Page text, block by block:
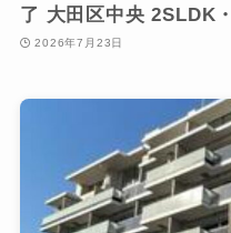
了 大田区中央 2SLDK
2026年7月23日